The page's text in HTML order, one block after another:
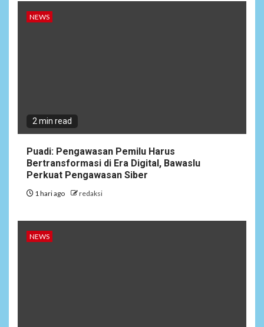
NEWS
2 min read
Puadi: Pengawasan Pemilu Harus
Bertransformasi di Era Digital, Bawaslu
Perkuat Pengawasan Siber
1 hari ago redaksi
NEWS